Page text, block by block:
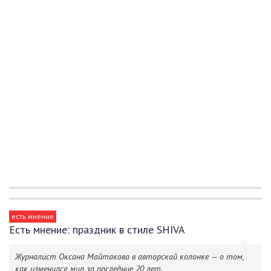
есть мнение
Есть мнение: праздник в стиле SHIVA
Журналист Оксана Майтакова в авторской колонке — о том,
как изменился мир за последние 20 лет.